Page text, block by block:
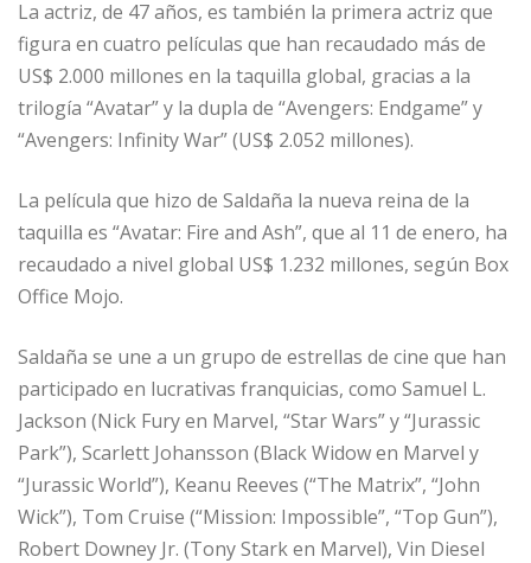
La actriz, de 47 años, es también la primera actriz que
figura en cuatro películas que han recaudado más de
US$ 2.000 millones en la taquilla global, gracias a la
trilogía “Avatar” y la dupla de “Avengers: Endgame” y
“Avengers: Infinity War” (US$ 2.052 millones).
La película que hizo de Saldaña la nueva reina de la
taquilla es “Avatar: Fire and Ash”, que al 11 de enero, ha
recaudado a nivel global US$ 1.232 millones, según Box
Office Mojo.
Saldaña se une a un grupo de estrellas de cine que han
participado en lucrativas franquicias, como Samuel L.
Jackson (Nick Fury en Marvel, “Star Wars” y “Jurassic
Park”), Scarlett Johansson (Black Widow en Marvel y
“Jurassic World”), Keanu Reeves (“The Matrix”, “John
Wick”), Tom Cruise (“Mission: Impossible”, “Top Gun”),
Robert Downey Jr. (Tony Stark en Marvel), Vin Diesel